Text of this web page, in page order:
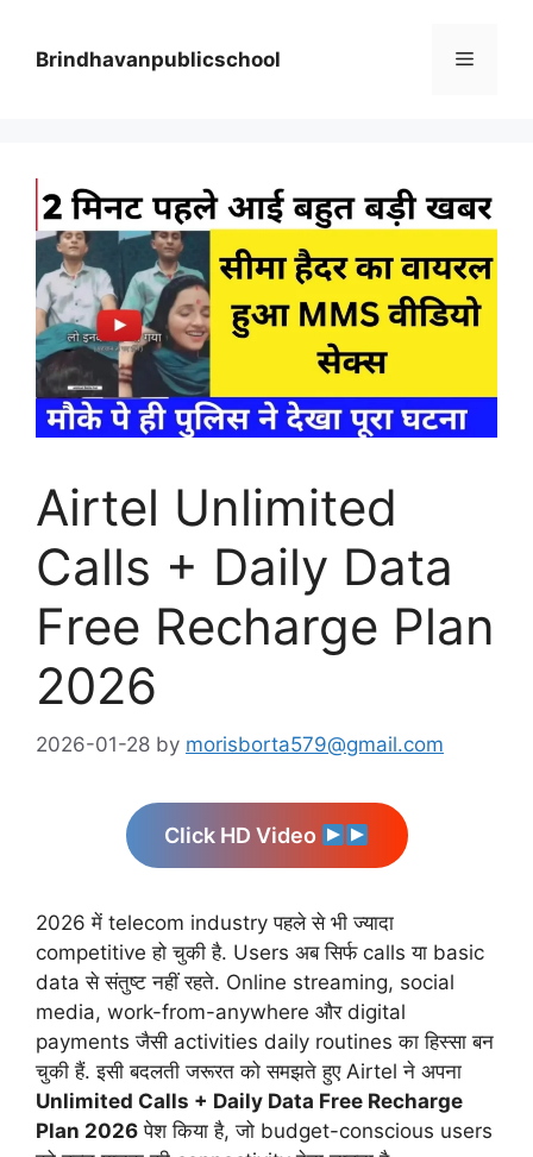
content
Brindhavanpublicschool Menu
Airtel Unlimited
Calls + Daily Data
Free Recharge Plan
2026
2026-01-28 by morisborta579@gmail.com
Click HD Video
2026 में telecom industry पहले से भी ज्यादा
competitive हो चुकी है. Users अब सिर्फ calls या basic
data से संतुष्ट नहीं रहते. Online streaming, social
media, work-from-anywhere और digital
payments जैसी activities daily routines का हिस्सा बन
चुकी हैं. इसी बदलती जरूरत को समझते हुए Airtel ने अपना
Unlimited Calls + Daily Data Free Recharge
Plan 2026 पेश किया है, जो budget-conscious users